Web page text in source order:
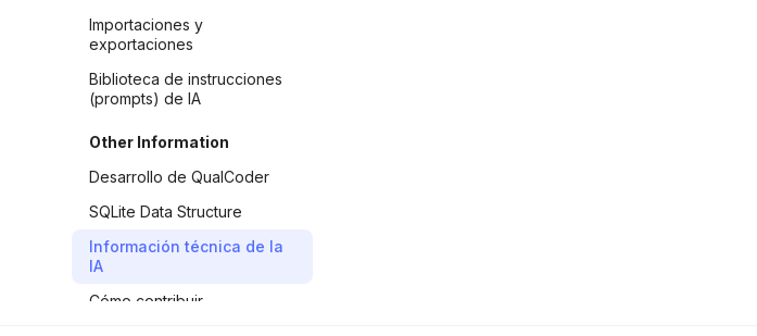
Importaciones y
exportaciones
Biblioteca de instrucciones
(prompts) de IA
Other Information
Desarrollo de QualCoder
SQLite Data Structure
Información técnica de la
IA
Cómo contribuir